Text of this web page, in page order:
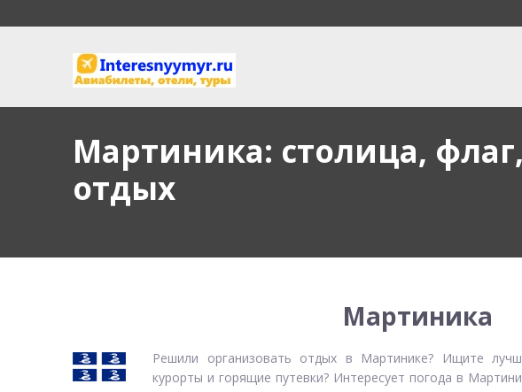
Мартиника: столица,
отдых
Мартиника
Решили организовать отдых в Мартинике? Ищите
курорты и горящие путевки? Интересует погода в